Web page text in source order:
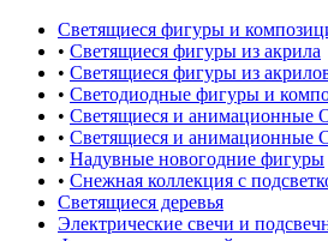
Светящиеся фигуры и
• Светящиеся фигуры из акрила
• Светящиеся фигуры из
• Светодиодные фигуры и
• Светящиеся и
• Светящиеся и
• Надувные новогодние фигуры
• Снежная коллекция с
Светящиеся деревья
Электрические свечи и